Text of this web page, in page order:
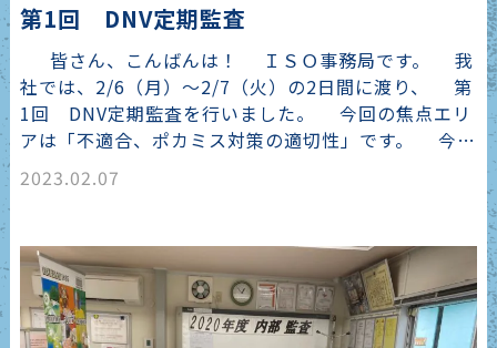
第1回 DNV定期監査
皆さん、こんばんは！ ＩＳＯ事務局です。 我
社では、2/6（月）～2/7（火）の2日間に渡り、 第
1回 DNV定期監査を行いました。 今回の焦点エリ
アは「不適合、ポカミス対策の適切性」です。 今…
2023.02.07